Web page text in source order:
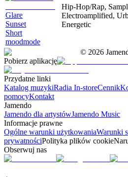
Glare
Sunset
Short
moodmode
Hip-Hop/Rap,
Electroamplified,
Energetic
© 2026
Pobierz aplikację
Przydatne linki
Katalog muzykiRadia In-storeCennik
pomocyKontakt
Jamendo
Jamendo dla artystówJamendo Music
Informacje prawne
Ogólne warunki użytkowaniaWarunki
prywatnościPolityka plików cookie
Obserwuj nas